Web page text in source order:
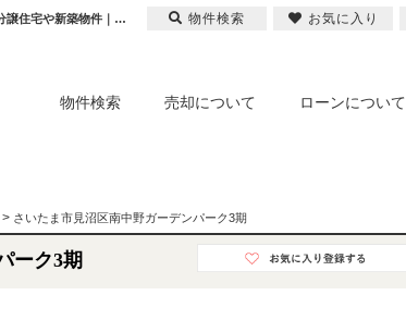
さいたま市見沼区南中野ガーデンパーク3期 埼玉県さいたま市見沼区大字南中野｜4,090万円の新築一戸建て｜分譲住宅や新築物件｜株式会社A-LINE
物件検索 売却について ローンについて
> さいたま市見沼区南中野ガーデンパーク3期
ーク3期
物件検索 お気に入り